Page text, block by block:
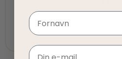
kvalitetsprodukter uden
Navn
Email